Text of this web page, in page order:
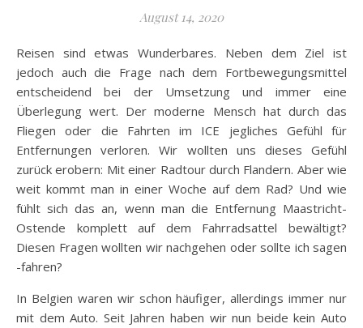
August 14, 2020
Reisen sind etwas Wunderbares. Neben dem Ziel ist
jedoch auch die Frage nach dem Fortbewegungsmittel
entscheidend bei der Umsetzung und immer eine
Überlegung wert. Der moderne Mensch hat durch das
Fliegen oder die Fahrten im ICE jegliches Gefühl für
Entfernungen verloren. Wir wollten uns dieses Gefühl
zurück erobern: Mit einer Radtour durch Flandern. Aber wie
weit kommt man in einer Woche auf dem Rad? Und wie
fühlt sich das an, wenn man die Entfernung Maastricht-
Ostende komplett auf dem Fahrradsattel bewältigt?
Diesen Fragen wollten wir nachgehen oder sollte ich sagen
-fahren?
In Belgien waren wir schon häufiger, allerdings immer nur
mit dem Auto. Seit Jahren haben wir nun beide kein Auto